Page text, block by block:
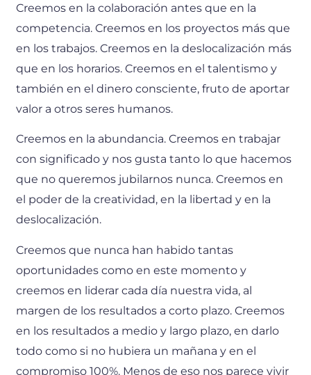
Creemos en la colaboración antes que en la
competencia. Creemos en los proyectos más que
en los trabajos. Creemos en la deslocalización más
que en los horarios. Creemos en el talentismo y
también en el dinero consciente, fruto de aportar
valor a otros seres humanos.
Creemos en la abundancia. Creemos en trabajar
con significado y nos gusta tanto lo que hacemos
que no queremos jubilarnos nunca. Creemos en
el poder de la creatividad, en la libertad y en la
deslocalización.
Creemos que nunca han habido tantas
oportunidades como en este momento y
creemos en liderar cada día nuestra vida, al
margen de los resultados a corto plazo. Creemos
en los resultados a medio y largo plazo, en darlo
todo como si no hubiera un mañana y en el
compromiso 100%. Menos de eso nos parece vivir